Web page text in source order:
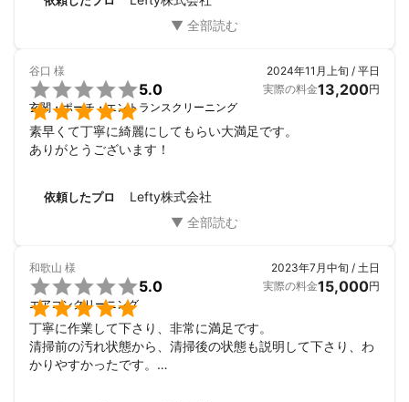
またよろしくお願いします。
谷口 様


5.0
玄関・ポーチ・エントランスクリーニング
2024年11月上旬 / 平日
実際の料金13,200円
素早くて丁寧に綺麗にしてもらい大満足です。
ありがとうございます！
依頼したプロ Lefty株式会社
和歌山 様


5.0
エアコンクリーニング
2023年7月中旬 / 土日
実際の料金15,000円
丁寧に作業して下さり、非常に満足です。
清掃前の汚れ状態から、清掃後の状態も説明して下さり、わ
かりやすかったです。